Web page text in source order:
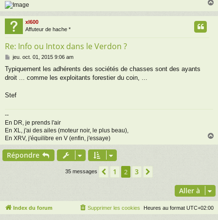
a
u
xl600
Affuteur de hache *
Re: Info ou Intox dans le Verdon ?
M
s
s
g
jeu. oct. 01, 2015 9:06 am
Typiquement les adhérents des sociétés de chasses sont des ayants
droit ... comme les exploitants forestier du coin, ...
Stef
--
En DR, je prends l'air
En XL, j'ai des ailes (moteur noir, le plus beau),
En XRV, j'équilibre en V (enfin, j'essaye)
Répondre
35 messages Précédente
1 2 3
Aller à
Index du forum Heures au format UTC+02:00
Supprimer les cookies